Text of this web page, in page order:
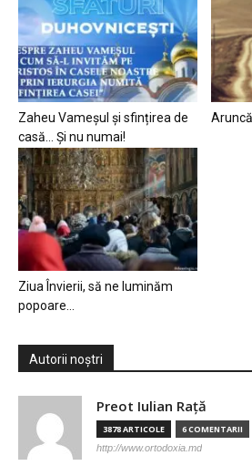
Zaheu Vameșul și sfințirea de
casă… Și nu numai!
Ziua Învierii, să ne luminăm
popoare…
Autorii noștri
Preot Iulian Raţă
3878 ARTICOLE 6 COMENTARII
http://www.ortodoxia.md